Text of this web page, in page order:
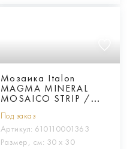
Мозаика Italon
MAGMA MINERAL
MOSAICO STRIP /
СТРИП
Под заказ
Артикул: 610110001363
Размер, см: 30 х 30